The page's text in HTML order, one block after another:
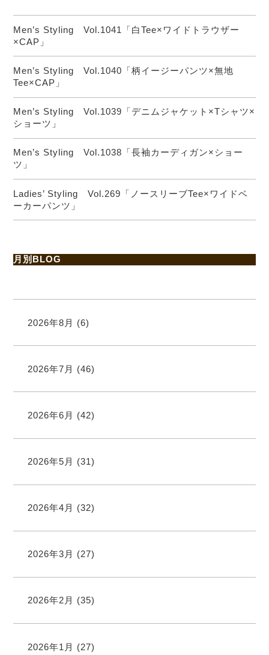
Men’s Styling Vol.1041「白Tee×ワイドトラウザー
×CAP」
Men’s Styling Vol.1040「柄イージーパンツ×無地
Tee×CAP」
Men’s Styling Vol.1039「デニムジャケット×Tシャツ×
ショーツ」
Men’s Styling Vol.1038「長袖カーディガン×ショー
ツ」
Ladies’ Styling Vol.269「ノースリーブTee×ワイドベ
ーカーパンツ」
月別BLOG
2026年8月 (6)
2026年7月 (46)
2026年6月 (42)
2026年5月 (31)
2026年4月 (32)
2026年3月 (27)
2026年2月 (35)
2026年1月 (27)